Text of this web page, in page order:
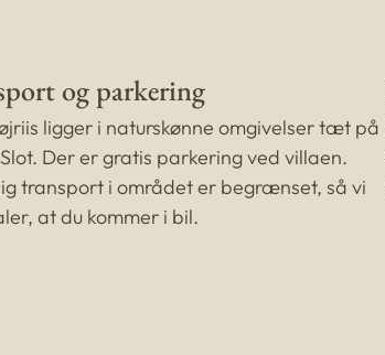
og parkering
ligger i naturskønne omgivelser tæt på
Der er gratis parkering ved villaen.
transport i området er begrænset, så vi
at du kommer i bil.